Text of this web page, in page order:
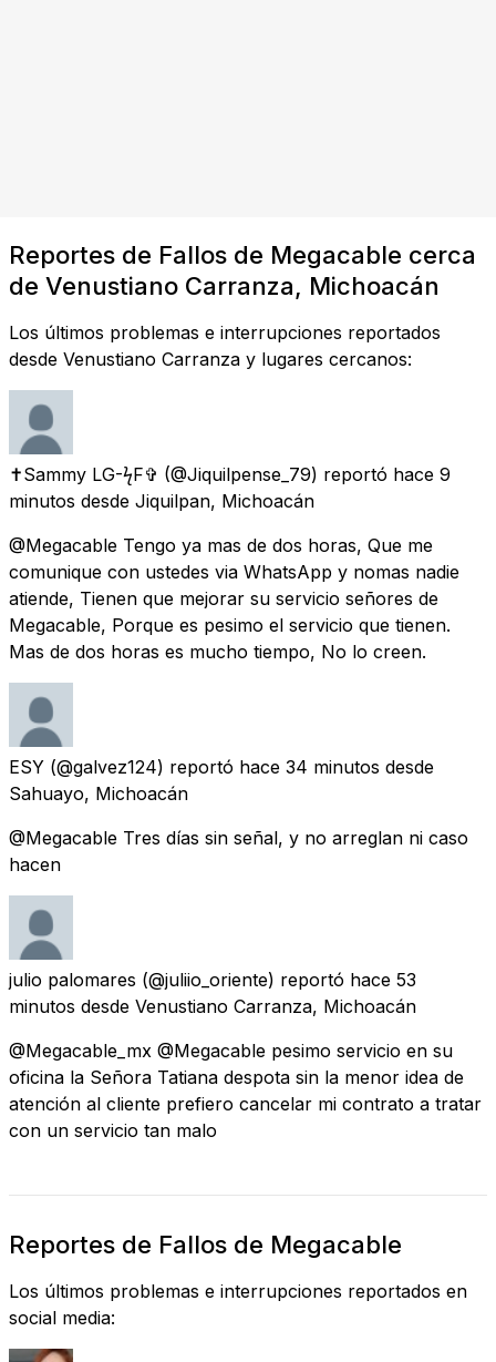
Reportes de Fallos de Megacable cerca
de Venustiano Carranza, Michoacán
Los últimos problemas e interrupciones reportados
desde Venustiano Carranza y lugares cercanos:
✝Sammy LG-ϟF✞ (@Jiquilpense_79) reportó hace 9
minutos desde Jiquilpan, Michoacán
@Megacable Tengo ya mas de dos horas, Que me
comunique con ustedes via WhatsApp y nomas nadie
atiende, Tienen que mejorar su servicio señores de
Megacable, Porque es pesimo el servicio que tienen.
Mas de dos horas es mucho tiempo, No lo creen.
ESY (@galvez124) reportó hace 34 minutos desde
Sahuayo, Michoacán
@Megacable Tres días sin señal, y no arreglan ni caso
hacen
julio palomares (@juliio_oriente) reportó hace 53
minutos desde Venustiano Carranza, Michoacán
@Megacable_mx @Megacable pesimo servicio en su
oficina la Señora Tatiana despota sin la menor idea de
atención al cliente prefiero cancelar mi contrato a tratar
con un servicio tan malo
Reportes de Fallos de Megacable
Los últimos problemas e interrupciones reportados en
social media: